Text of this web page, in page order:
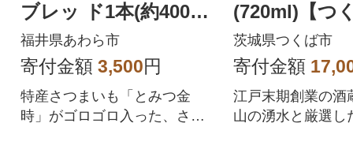
ブレッ ド1本(約400g×
1本)
福井県あわら市
寄付金額 3,500円
特産さつまいも「とみつ金
時」がゴロゴロ入った、さつ
(720ml)【つ
クション】
茨城県つくば市
寄付金額
江戸末期創業の酒
山の湧水と厳選し